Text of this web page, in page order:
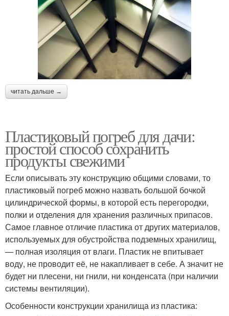
читать дальше →
Пластиковый погреб для дачи:
простой способ сохранить
продукты свежими
Если описывать эту конструкцию общими словами, то
пластиковый погреб можно назвать большой бочкой
цилиндрической формы, в которой есть перегородки,
полки и отделения для хранения различных припасов.
Самое главное отличие пластика от других материалов,
используемых для обустройства подземных хранилищ,
— полная изоляция от влаги. Пластик не впитывает
воду, не проводит её, не накапливает в себе. А значит не
будет ни плесени, ни гнили, ни конденсата (при наличии
системы вентиляции).
Особенности конструкции хранилища из пластика: